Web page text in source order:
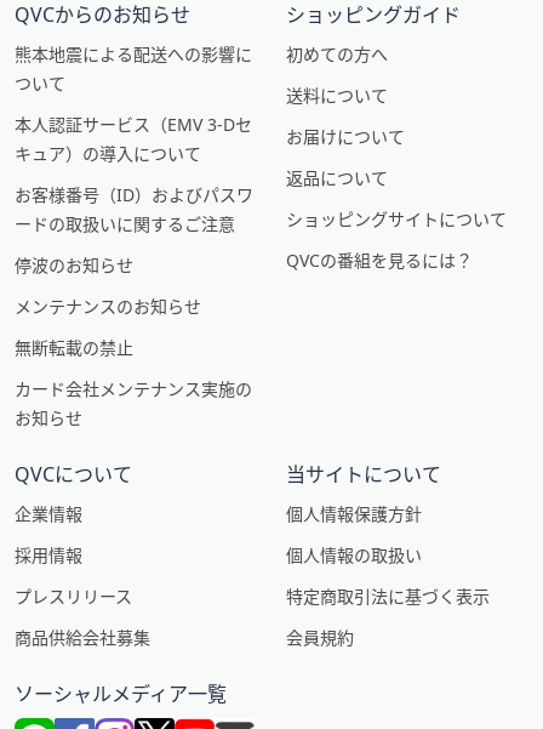
QVCからのお知らせ
熊本地震による配送への影響に
ついて
本人認証サービス（EMV 3-Dセ
キュア）の導入について
お客様番号（ID）およびパスワ
ードの取扱いに関するご注意
停波のお知らせ
メンテナンスのお知らせ
無断転載の禁止
カード会社メンテナンス実施の
お知らせ
ショッピングガイド
初めての方へ
送料について
お届けについて
返品について
ショッピングサイトについて
QVCの番組を見るには？
QVCについて
企業情報
採用情報
プレスリリース
商品供給会社募集
当サイトについて
個人情報保護方針
個人情報の取扱い
特定商取引法に基づく表示
会員規約
ソーシャルメディア一覧